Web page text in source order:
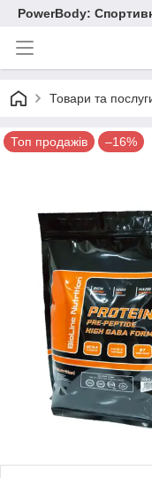
PowerBody:
Товари та
Топ продажів –16%